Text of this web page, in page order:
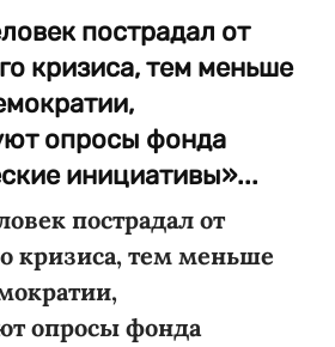
пострадал от
кризиса, тем меньше
опросы фонда
инициативы»...
пострадал от
кризиса, тем меньше
опросы фонда